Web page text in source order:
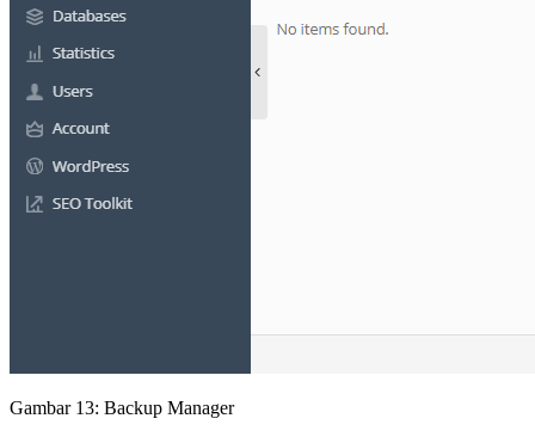
Gambar 13: Backup Manager